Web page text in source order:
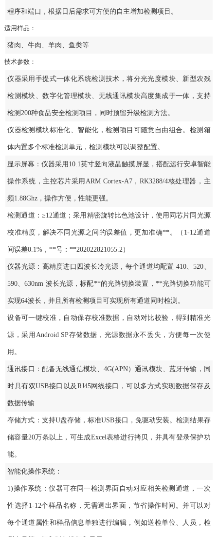
程序和端口，根据日后需求可方便的自主增加检测项目。
适用样品：
猪肉、牛肉、羊肉、鱼类等
技术参数：
仪器采用手提式一体化系统检测技术，将分光光度模块、新型农残
检测模块、数字化管理模块、无线通讯模块高度集成于一体，支持
检测200种食品安全检测项目，同时预留升级检测方法。
仪器检测模块标准化、智能化，检测项目可随意自由组合。检测箱
体内置多个标准检测单元，检测模块可以调整配置。
显示屏幕：仪器采用10.1英寸竖向液晶触摸屏显，搭配运行安卓智能
操作系统，主控芯片采用ARM Cortex-A7，RK3288/4核处理器，主
频1.88Ghz，操作方便，性能更强。
检测通道：≥12通道；采用精密旋转比色池设计，使用同芯片同光源
校准精度，解决不同光源之间的误差值，更加准确**。（1-12通道
间误差0.1%，**号：**202022821055.2）
仪器光源：高精度进口四波长冷光源，每个通道均配置 410、520、
590、630nm 波长光源，标配**的光路切换装置，**光路切换功能可
实现64波长，并且所有检测项目可实现所有通道同时检测。
设备可一键校准，自动保存校准数据，自动对比校验，得到精准光
源，采用Android SP存储数据，光源数据永不丢失，方便每一次使
用。
通讯接口：配备无线通信模块、4G(APN）通讯模块、蓝牙传输，同
时具有双USB接口以及RJ45网线接口，可以多方式实现数据保存及
数据传输
存储方式：支持U盘存储，标准USB接口，免驱动安装。检测结果存
储容量20万条以上，可生成Excel表格进行拷贝，并具有登录保护功
能。
智能化操作系统：
1)操作系统：仪器可在同一检测界面自动对应相关检测通道，一次
性选择1-12个样品名称，无需退出界面，节省操作时间。并可以对
每个通道属性和样品信息单独进行编辑，例如送检单位、人员，检